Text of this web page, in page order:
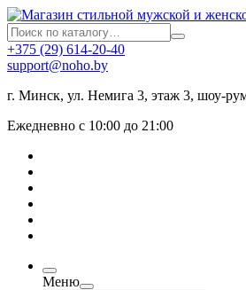
+375 (29) 614-20-40
support@noho.by
г. Минск, ул. Немига 3, этаж 3, шоу-
Ежедневно с 10:00 до 21:00
Меню